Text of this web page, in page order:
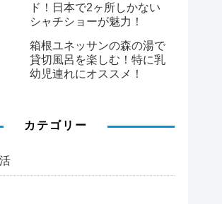
ド！日本で2ヶ所しかない
シャチショーが魅力！
箱根ユネッサンの森の湯で
貸切風呂を楽しむ！特に乳
幼児連れにオススメ！
カテゴリー